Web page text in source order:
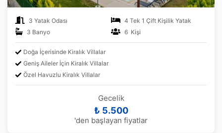
3 Yatak Odası
4 Tek 1 Çift Kişilik Yatak
3 Banyo
6 Kişi
Doğa İçerisinde Kiralık Villalar
Geniş Aileler İçin Kiralık Villalar
Özel Havuzlu Kiralık Villalar
Gecelik
₺ 5.500
'den başlayan fiyatlar